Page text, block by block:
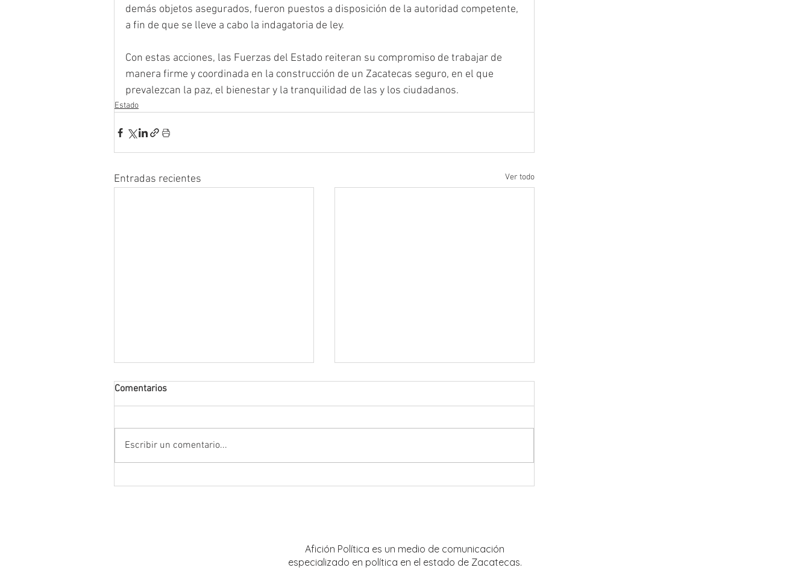
demás objetos asegurados, fueron puestos a disposición de la autoridad competente,
a fin de que se lleve a cabo la indagatoria de ley.
Con estas acciones, las Fuerzas del Estado reiteran su compromiso de trabajar de
manera firme y coordinada en la construcción de un Zacatecas seguro, en el que
prevalezcan la paz, el bienestar y la tranquilidad de las y los ciudadanos.
Estado
Entradas recientes Ver todo
Comentarios
Escribir un comentario...
Afición Política es un medio de comunicación
especializado en política en el estado de Zacatecas.